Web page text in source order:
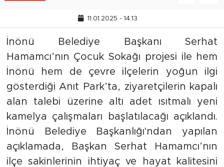
11.01.2025 - 14:13
İnönü Belediye Başkanı Serhat
Hamamcı’nın Çocuk Sokağı projesi ile hem
İnönü hem de çevre ilçelerin yoğun ilgi
gösterdiği Anıt Park’ta, ziyaretçilerin kapalı
alan talebi üzerine altı adet ısıtmalı yeni
kamelya çalışmaları başlatılacağı açıklandı.
İnönü Belediye Başkanlığı'ndan yapılan
açıklamada, Başkan Serhat Hamamcı’nın
ilçe sakinlerinin ihtiyaç ve hayat kalitesini